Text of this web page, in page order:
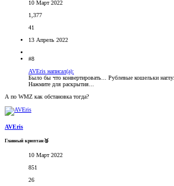
10 Март 2022
1,377
41
13 Апрель 2022
#8
AVEris написал(а):
Было бы что конвертировать... Рублевые кошельки
Нажмите для раскрытия...
А по WMZ как обстановка тогда?
AVEris
Главный криптан🥉
10 Март 2022
851
26